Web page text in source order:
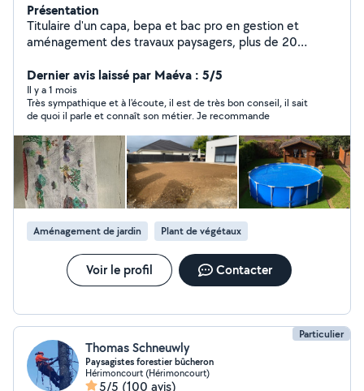
Présentation
Titulaire d'un capa, bepa et bac pro en gestion et
aménagement des travaux paysagers, plus de 20
travailleur, soigneux, créatif. Ma priorité : que les voisins
soient à 300% satisfaits de mon travail.
Dernier avis laissé par Maéva : 5/5
Il y a 1 mois
Très sympathique et à l'écoute, il est de très bon conseil, il sait
de quoi il parle et connaît son métier. Je recommande
Aménagement de jardin Plant de végétaux
Voir le profil Contacter
Particulier
Thomas Schneuwly
Paysagistes forestier bûcheron
Hérimoncourt (Hérimoncourt)
5/5 (100 avis)